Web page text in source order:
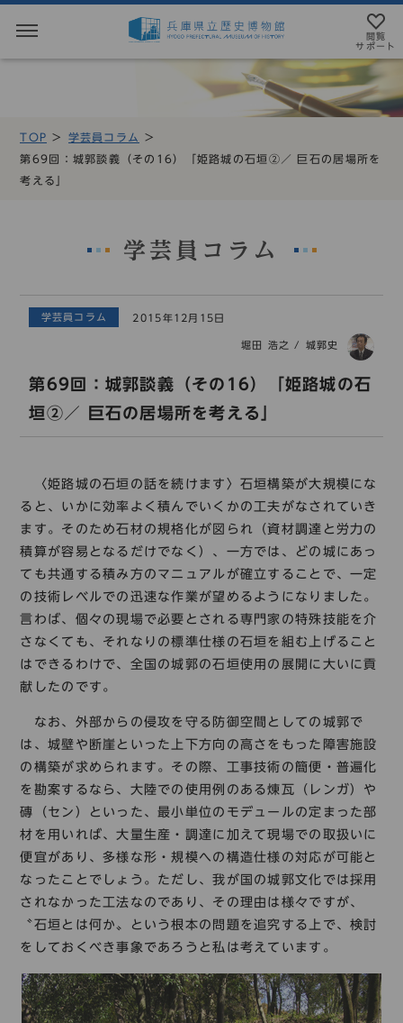
TOP
学芸員コラム
第69回：城郭談義（その16）「姫路城の石垣②／ 巨石の居場所を
考える」
学芸員コラム
学芸員コラム 2015年12月15日
堀田 浩之 / 城郭史
第69回：城郭談義（その16）「姫路城の石
垣②／ 巨石の居場所を考える」
〈姫路城の石垣の話を続けます〉石垣構築が大規模にな
ると、いかに効率よく積んでいくかの工夫がなされていき
ます。そのため石材の規格化が図られ（資材調達と労力の
積算が容易となるだけでなく）、一方では、どの城にあっ
ても共通する積み方のマニュアルが確立することで、一定
の技術レベルでの迅速な作業が望めるようになりました。
言わば、個々の現場で必要とされる専門家の特殊技能を介
さなくても、それなりの標準仕様の石垣を組む上げること
はできるわけで、全国の城郭の石垣使用の展開に大いに貢
献したのです。
なお、外部からの侵攻を守る防御空間としての城郭で
は、城壁や断崖といった上下方向の高さをもった障害施設
の構築が求められます。その際、工事技術の簡便・普遍化
を勘案するなら、大陸での使用例のある煉瓦（レンガ）や
磚（セン）といった、最小単位のモデュールの定まった部
材を用いれば、大量生産・調達に加えて現場での取扱いに
便宜があり、多様な形・規模への構造仕様の対応が可能と
なったことでしょう。ただし、我が国の城郭文化では採用
されなかった工法なのであり、その理由は様々ですが、
〝石垣とは何か〟という根本の問題を追究する上で、検討
をしておくべき事象であろうと私は考えています。
閲覧
サポート
MENU
展示・展覧会
コレクション
新着情報
お問い合わせ
日本語
テキストにルビを振ることができます
アクセシビリテイについて
特大
カラー設定
languages
日本語 English 中文簡体 한국어